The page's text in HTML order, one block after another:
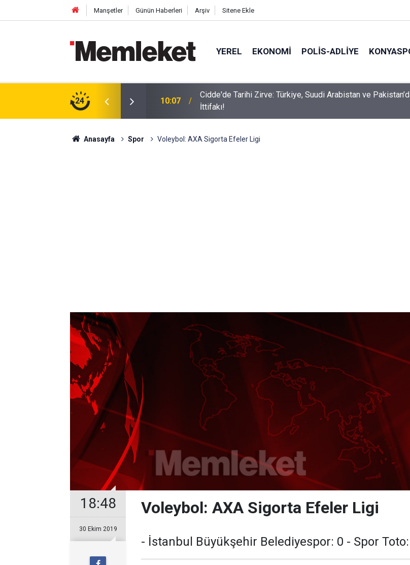
Manşetler Günün Haberleri Arşiv Sitene Ekle
YEREL EKONOMI POLİS-ADLİYE
24
Arabistan ve Pakistan’dan Dev Savunma
10:04 Konya'da alarm veren tablo! Takibe düşen borç 20,9 milyar
Anasayfa Spor Voleybol: AXA Sigorta Efeler Ligi
18:48
30 Ekim 2019
Voleybol: AXA Sigorta Efeler Ligi
- İstanbul Büyükşehir Belediyespor: 0 - Spor